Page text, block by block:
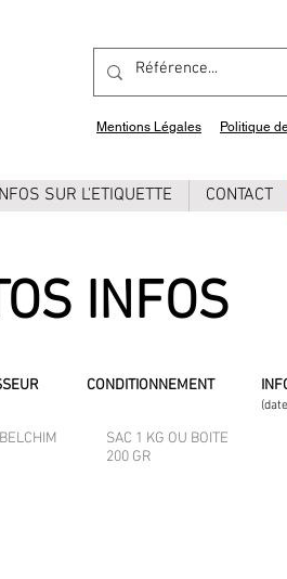
Mentions Légales Politique
SUR L'ETIQUETTE CONTACT
INFOS
CONDITIONNEMENT
SAC 1 KG OU BOITE
200 GR